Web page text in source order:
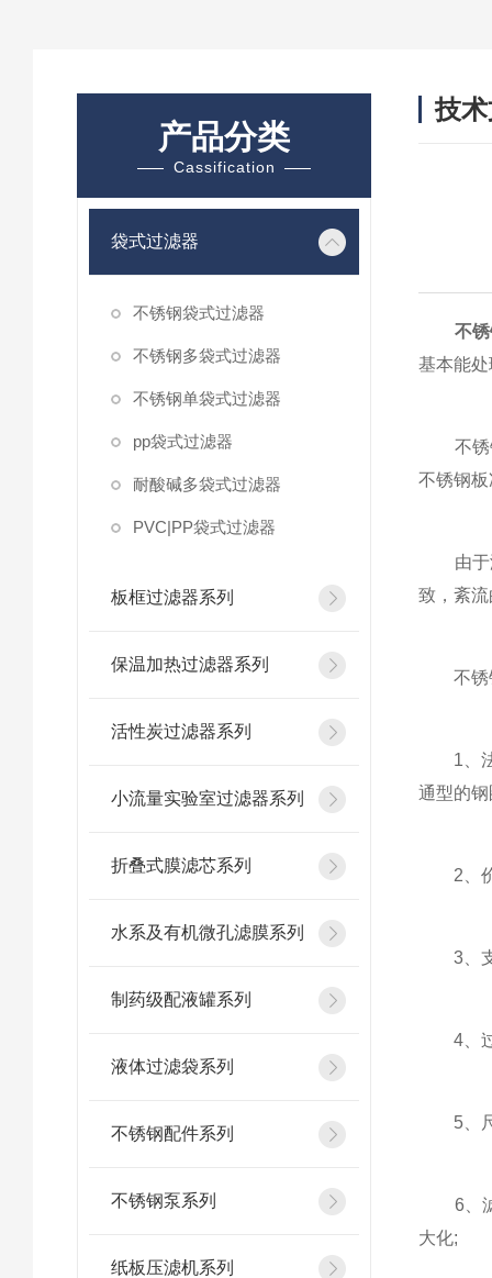
产品分类
Cassification
袋式过滤器
不锈钢袋式过滤器
不锈钢多袋式过滤器
不锈钢单袋式过滤器
pp袋式过滤器
耐酸碱多袋式过滤器
PVC|PP袋式过滤器
板框过滤器系列
保温加热过滤器系列
活性炭过滤器系列
小流量实验室过滤器系列
折叠式膜滤芯系列
水系及有机微孔滤膜系列
制药级配液罐系列
液体过滤袋系列
不锈钢配件系列
不锈钢泵系列
纸板压滤机系列
技
不
基本能
不锈钢
不锈钢
由于液
致，紊
不锈钢
1、法
通型的
2、价
3、支
4、过
5、尺
6、滤
大化;